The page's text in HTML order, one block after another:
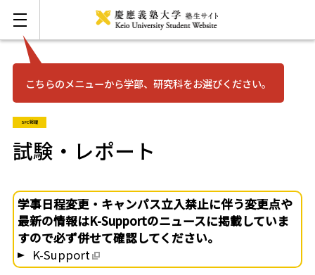
こちらのメニューから学部、研究科をお選びください。
お問い合わせ English
三田
湘南藤沢
矢上
SFC総環
試験・レポート
学事日程変更・キャンパス立入禁止に伴う変更点や
最新の情報はK-Supportのニュースに掲載していま
すので必ず併せて確認してください。
K-Support